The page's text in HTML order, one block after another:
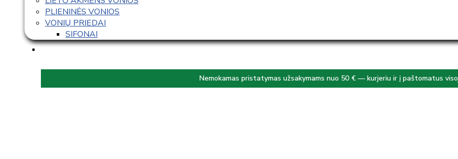
PLIENINĖS VONIOS
VONIŲ PRIEDAI
SIFONAI
Nemokamas pristatymas užsakymams nuo 50 € — kurjeriu ir į paštomatus